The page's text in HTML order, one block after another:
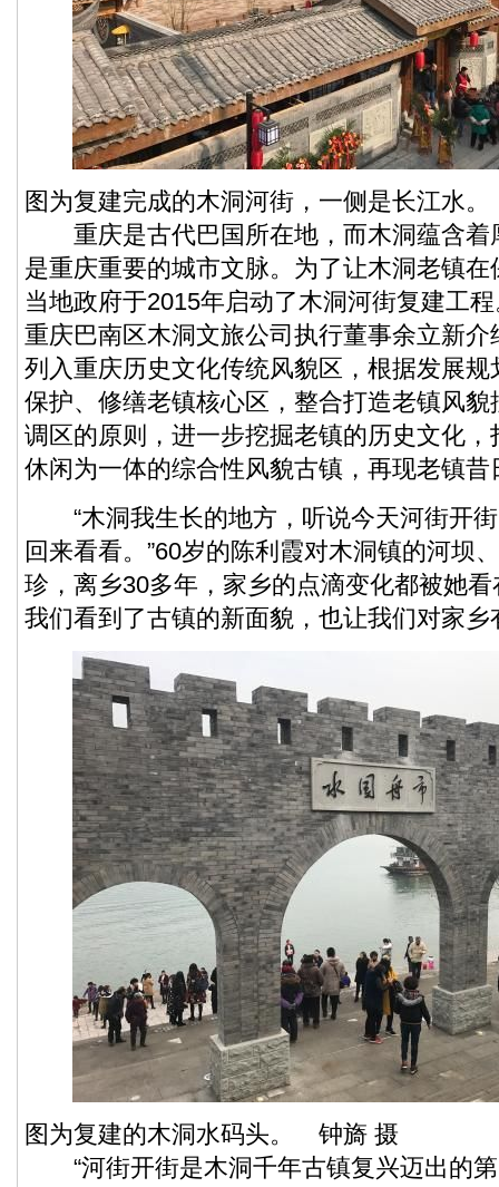
图为复建完成的木洞河街，一侧是长江水
重庆是古代巴国所在地，而木洞蕴含着
是重庆重要的城市文脉。为了让木洞老镇
当地政府于2015年启动了木洞河街复建工
重庆巴南区木洞文旅公司执行董事余立新介
列入重庆历史文化传统风貌区，根据发展
保护、修缮老镇核心区，整合打造老镇风
调区的原则，进一步挖掘老镇的历史文化
休闲为一体的综合性风貌古镇，再现老镇昔
“木洞我生长的地方，听说今天河街开街
回来看看。”60岁的陈利霞对木洞镇的河坝
珍，离乡30多年，家乡的点滴变化都被她看
我们看到了古镇的新面貌，也让我们对家乡
图为复建的木洞水码头。 钟旖 摄
“河街开街是木洞千年古镇复兴迈出的第